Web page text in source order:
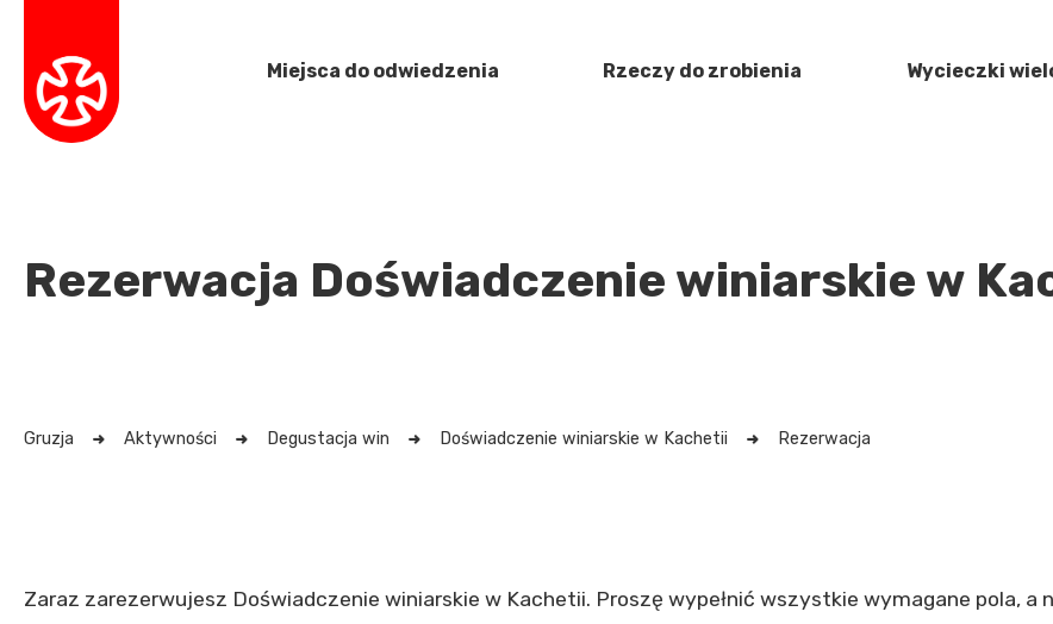
Miejsca do odwiedzenia Rzeczy do zrobienia Wycieczki
Rezerwacja Doświadczenie winiarskie w
Gruzja Aktywności Degustacja win Doświadczenie winiarskie w Kachetii Rezerwacja
Zaraz zarezerwujesz Doświadczenie winiarskie w Kachetii. Proszę wypełnić wszystkie wymagane pola, a